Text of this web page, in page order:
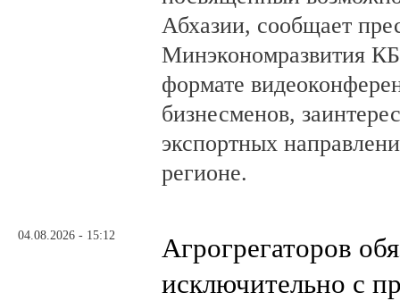
Абхазии, сообщает
Минэкономразвития
формате
бизнесменов,
экспортных
регионе.
04.08.2026 - 15:12
Агрогрегаторов
исключительно с